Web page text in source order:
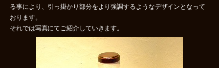
る事により、引っ掛かり部分をより強調するようなデザインとなって
おります。
それでは写真にてご紹介していきます。